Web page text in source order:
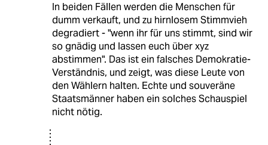
In beiden Fällen werden die Menschen für
dumm verkauft, und zu hirnlosem Stimmvieh
degradiert - "wenn ihr für uns stimmt, sind wir
so gnädig und lassen euch über xyz
abstimmen". Das ist ein falsches Demokratie-
Verständnis, und zeigt, was diese Leute von
den Wählern halten. Echte und souveräne
Staatsmänner haben ein solches Schauspiel
nicht nötig.